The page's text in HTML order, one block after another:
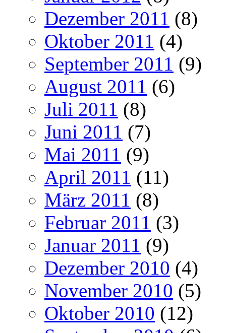
Dezember 2011 (8)
Oktober 2011 (4)
September 2011 (9)
August 2011 (6)
Juli 2011 (8)
Juni 2011 (7)
Mai 2011 (9)
April 2011 (11)
März 2011 (8)
Februar 2011 (3)
Januar 2011 (9)
Dezember 2010 (4)
November 2010 (5)
Oktober 2010 (12)